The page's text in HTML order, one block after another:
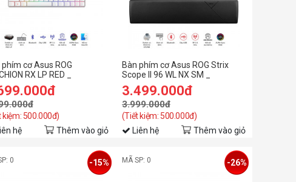
phím cơ Asus ROG
RX LP RED _
BKUA10
kiệm: 500.000đ)
hệ Thêm vào giỏ
Bàn phím cơ Asus ROG Strix
Scope II 96 WL NX SM _
90MP037B-BKUA00
3.499.000đ
3.999.000đ
(Tiết kiệm: 500.000đ)
Liên hệ Thêm vào giỏ
0 -15% MÃ SP: 0 -26%